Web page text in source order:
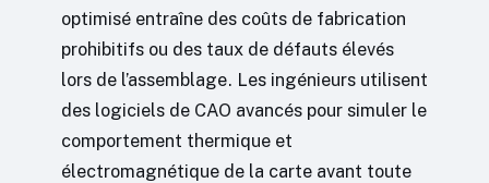
optimisé entraîne des coûts de fabrication
prohibitifs ou des taux de défauts élevés
lors de l’assemblage. Les ingénieurs utilisent
des logiciels de CAO avancés pour simuler le
comportement thermique et
électromagnétique de la carte avant toute